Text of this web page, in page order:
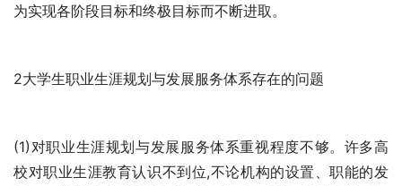
为实现各阶段目标和终极目标而不断进取。
2大学生职业生涯规划与发展服务体系存在的问题
(1)对职业生涯规划与发展服务体系重视程度不够。许多高
校对职业生涯教育认识不到位,不论机构的设置、职能的发